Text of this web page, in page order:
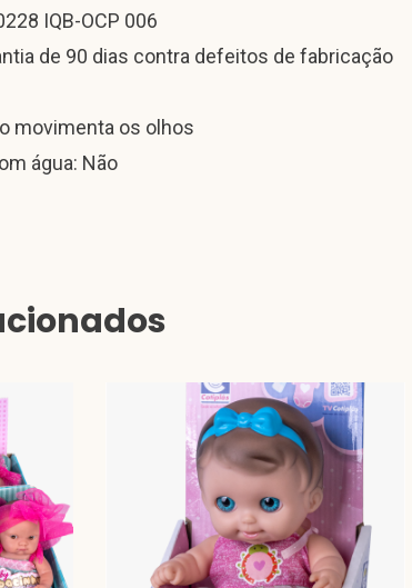
IQB-OCP 006
de 90 dias contra defeitos de fabricação
movimenta os olhos
água: Não